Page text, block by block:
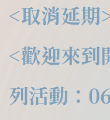
<取消延期
<歡迎來到
列活動：